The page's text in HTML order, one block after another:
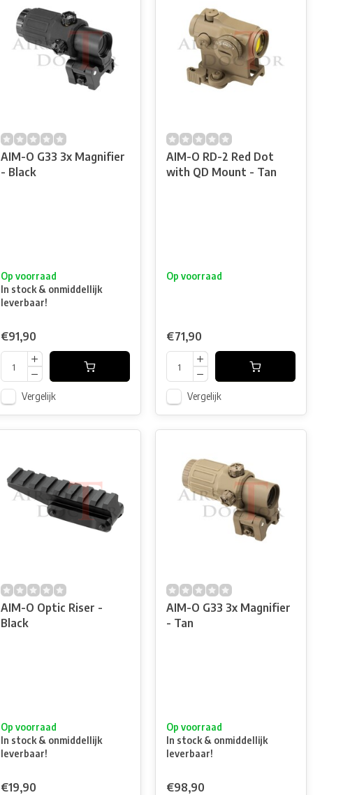
AIM-O G33 3x Magnifier
- Black
Op voorraad
In stock & onmiddellijk
leverbaar!
€91,90
Vergelijk
AIM-O RD-2 Red Dot
with QD Mount - Tan
Op voorraad
€71,90
Vergelijk
AIM-O Optic Riser -
Black
Op voorraad
In stock & onmiddellijk
leverbaar!
€19,90
AIM-O G33 3x Magnifier
- Tan
Op voorraad
In stock & onmiddellijk
leverbaar!
€98,90